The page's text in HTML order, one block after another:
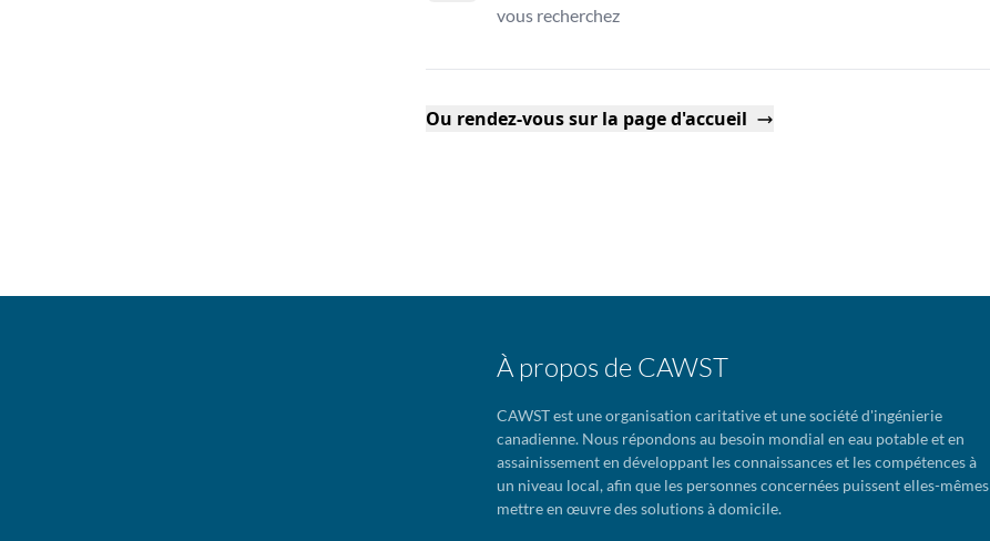
vous recherchez
Ou rendez-vous sur la page d'accueil
À propos de CAWST
CAWST est une organisation caritative et une société d'ingénierie
canadienne. Nous répondons au besoin mondial en eau potable et en
assainissement en développant les connaissances et les compétences à
un niveau local, afin que les personnes concernées puissent elles-mêmes
mettre en œuvre des solutions à domicile.